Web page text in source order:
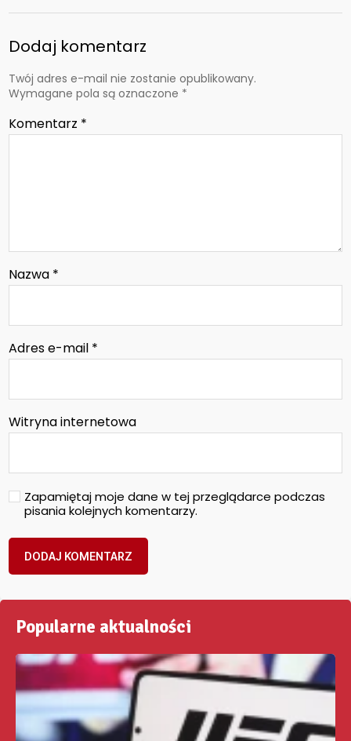
Dodaj komentarz
Twój adres e-mail nie zostanie opublikowany.
Wymagane pola są oznaczone *
Komentarz *
Nazwa *
Adres e-mail *
Witryna internetowa
Zapamiętaj moje dane w tej przeglądarce podczas
pisania kolejnych komentarzy.
Popularne aktualności